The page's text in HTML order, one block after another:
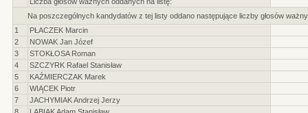
Na poszczególnych kandydatów z tej listy oddano następujące liczby głosów
1
PŁACZEK Marcin
2
NOWAK Jan Józef
3
STOKŁOSA Roman
4
SZCZYRK Rafael Stanisław
5
KAŹMIERCZAK Marek
6
WIĄCEK Piotr
7
JACHYMIAK Andrzej Jerzy